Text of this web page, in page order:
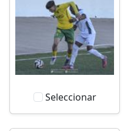
Seleccionar